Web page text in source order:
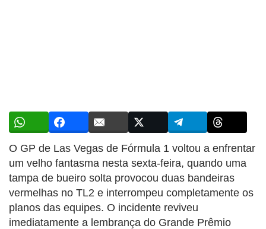
O GP de Las Vegas de Fórmula 1 voltou a enfrentar
um velho fantasma nesta sexta-feira, quando uma
tampa de bueiro solta provocou duas bandeiras
vermelhas no TL2 e interrompeu completamente os
planos das equipes. O incidente reviveu
imediatamente a lembrança do Grande Prêmio